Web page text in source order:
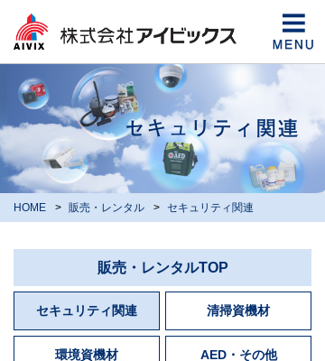
HOME 販売・レンタル セキュリティ関連
販売・レンタルTOP
セキュリティ関連 清掃資機材
環境資機材 AED・その他